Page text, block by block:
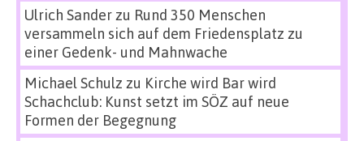
Ulrich Sanderzu Rund 350 Menschen
versammeln sich auf dem Friedensplatz zu
einer Gedenk- und Mahnwache
Michael Schulz zu Kirche wird Bar wird
Schachclub: Kunst setzt im SÖZ auf neue
Formen der Begegnung